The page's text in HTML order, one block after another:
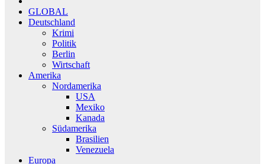
GLOBAL
Deutschland
Krimi
Politik
Berlin
Wirtschaft
Amerika
Nordamerika
USA
Mexiko
Kanada
Südamerika
Brasilien
Venezuela
Europa